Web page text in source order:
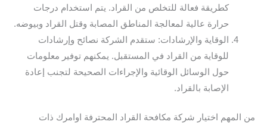
كطريقة فعالة للتخلص من القراد. يتم استخدام درجات
حرارة عالية لمعالجة المناطق المصابة وقتل القراد وبيوضه.
الوقاية والإرشادات: ستقدم الشركة نصائح وإرشادات
للوقاية من القراد في المستقبل. يمكنهم توفير معلومات
حول الوسائل الوقائية والإجراءات الصحيحة لتجنب إعادة
الإصابة بالقراد.
من المهم اختيار شركة مكافحة القراد المحترفة اوامرك ذات